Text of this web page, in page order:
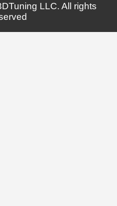
LLC. All rights